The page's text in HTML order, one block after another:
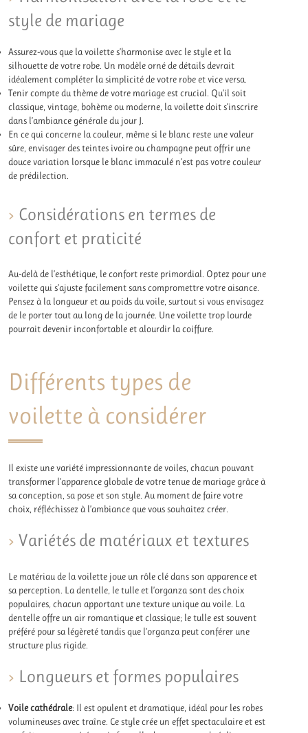
style de mariage
Assurez-vous que la voilette s’harmonise avec le style et la
silhouette de votre robe. Un modèle orné de détails devrait
idéalement compléter la simplicité de votre robe et vice versa.
Tenir compte du thème de votre mariage est crucial. Qu’il soit
classique, vintage, bohème ou moderne, la voilette doit s’inscrire
dans l’ambiance générale du jour J.
En ce qui concerne la couleur, même si le blanc reste une valeur
sûre, envisager des teintes ivoire ou champagne peut offrir une
douce variation lorsque le blanc immaculé n’est pas votre couleur
de prédilection.
Considérations en termes de
confort et praticité
Au-delà de l’esthétique, le confort reste primordial. Optez pour une
voilette qui s’ajuste facilement sans compromettre votre aisance.
Pensez à la longueur et au poids du voile, surtout si vous envisagez
de le porter tout au long de la journée. Une voilette trop lourde
pourrait devenir inconfortable et alourdir la coiffure.
Différents types de
voilette à considérer
Il existe une variété impressionnante de voiles, chacun pouvant
transformer l’apparence globale de votre tenue de mariage grâce à
sa conception, sa pose et son style. Au moment de faire votre
choix, réfléchissez à l’ambiance que vous souhaitez créer.
Variétés de matériaux et textures
Le matériau de la voilette joue un rôle clé dans son apparence et
sa perception. La dentelle, le tulle et l’organza sont des choix
populaires, chacun apportant une texture unique au voile. La
dentelle offre un air romantique et classique; le tulle est souvent
préféré pour sa légèreté tandis que l’organza peut conférer une
structure plus rigide.
Longueurs et formes populaires
Voile cathédrale: Il est opulent et dramatique, idéal pour les robes
volumineuses avec traîne. Ce style crée un effet spectaculaire et est